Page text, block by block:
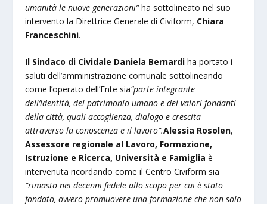
umanità le nuove generazioni”ha sottolineato nel suo
intervento la Direttrice Generale di Civiform, Chiara
Franceschini.
Il Sindaco di Cividale Daniela Bernardiha portato i
saluti dell’amministrazione comunale sottolineando
come l’operato dell’Ente sia“parte integrante
dell’identità, del patrimonio umano e dei valori fondanti
della città, quali accoglienza, dialogo e crescita
attraverso la conoscenza e il lavoro”.Alessia Rosolen,
Assessore regionale al Lavoro, Formazione,
Istruzione e Ricerca, Università e Famiglia è
intervenuta ricordando come il Centro Civiform sia
“rimasto nei decenni fedele allo scopo per cui è stato
fondato, ovvero promuovere una formazione che non solo